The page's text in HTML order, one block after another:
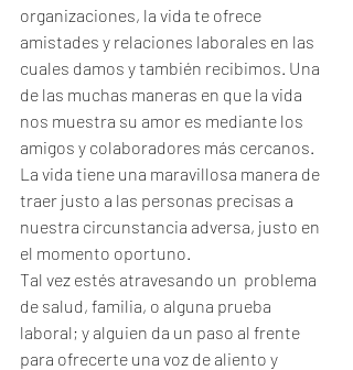
organizaciones, la vida te ofrece
amistades y relaciones laborales en las
cuales damos y también recibimos. Una
de las muchas maneras en que la vida
nos muestra su amor es mediante los
amigos y colaboradores más cercanos.
La vida tiene una maravillosa manera de
traer justo a las personas precisas a
nuestra circunstancia adversa, justo en
el momento oportuno.
Tal vez estés atravesando un  problema
de salud, familia, o alguna prueba
laboral; y alguien da un paso al frente
para ofrecerte una voz de aliento y